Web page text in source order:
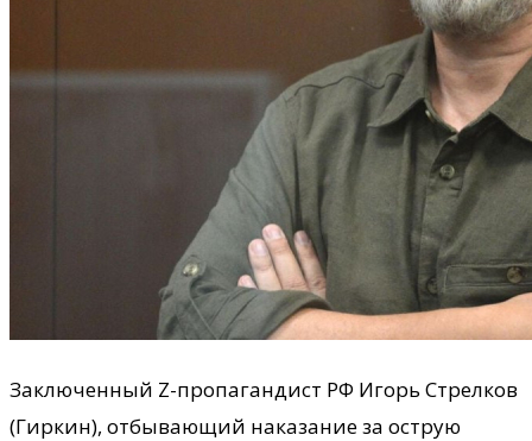
Заключенный Z-пропагандист РФ Игорь Стрелков
(Гиркин), отбывающий наказание за острую